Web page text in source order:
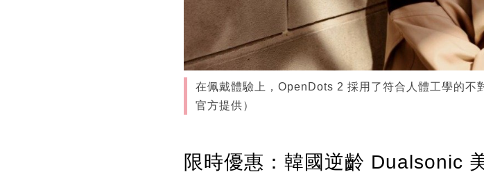
在佩戴體驗上，OpenDots 2 採用了符合人體工學的不
官方提供）
限時優惠：韓國逆齡 Dualsonic